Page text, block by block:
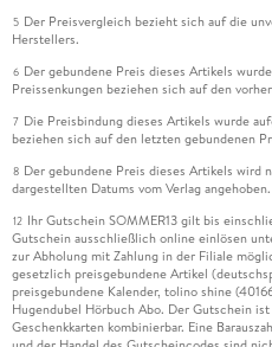
5 Der Preisvergleich bezieht sich auf die
Herstellers.
6 Der gebundene Preis dieses Artikels
Preissenkungen beziehen sich auf den
7 Die Preisbindung dieses Artikels wurde
beziehen sich auf den letzten gebundenen
8 Der gebundene Preis dieses Artikels wird
dargestellten Datums vom Verlag angehoben.
12 Ihr Gutschein SOMMER13 gilt bis
Gutschein ausschließlich online einlösen
zur Abholung mit Zahlung in der Filiale
gesetzlich preisgebundene Artikel
preisgebundene Kalender, tolino shine
Hugendubel Hörbuch Abo. Der Gutschein
Geschenkkarten kombinierbar. Eine